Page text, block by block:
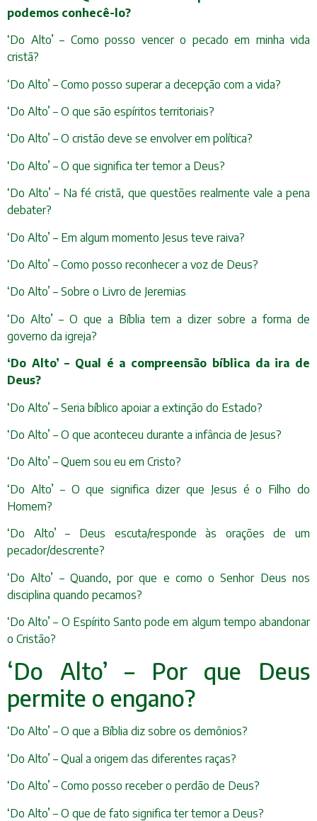
podemos conhecê-lo?
‘Do Alto’ – Como posso vencer o pecado em minha vida
cristã?
‘Do Alto’ – Como posso superar a decepção com a vida?
‘Do Alto’ – O que são espíritos territoriais?
‘Do Alto’ – O cristão deve se envolver em política?
‘Do Alto’ – O que significa ter temor a Deus?
‘Do Alto’ – Na fé cristã, que questões realmente vale a pena
debater?
‘Do Alto’ – Em algum momento Jesus teve raiva?
‘Do Alto’ – Como posso reconhecer a voz de Deus?
‘Do Alto’ – Sobre o Livro de Jeremias
‘Do Alto’ – O que a Bíblia tem a dizer sobre a forma de
governo da igreja?
‘Do Alto’ – Qual é a compreensão bíblica da ira de
Deus?
‘Do Alto’ – Seria bíblico apoiar a extinção do Estado?
‘Do Alto’ – O que aconteceu durante a infância de Jesus?
‘Do Alto’ – Quem sou eu em Cristo?
‘Do Alto’ – O que significa dizer que Jesus é o Filho do
Homem?
‘Do Alto’ – Deus escuta/responde às orações de um
pecador/descrente?
‘Do Alto’ – Quando, por que e como o Senhor Deus nos
disciplina quando pecamos?
‘Do Alto’ – O Espírito Santo pode em algum tempo abandonar
o Cristão?
‘Do Alto’ – Por que Deus
permite o engano?
‘Do Alto’ – O que a Bíblia diz sobre os demônios?
‘Do Alto’ – Qual a origem das diferentes raças?
‘Do Alto’ – Como posso receber o perdão de Deus?
‘Do Alto’ – O que de fato significa ter temor a Deus?